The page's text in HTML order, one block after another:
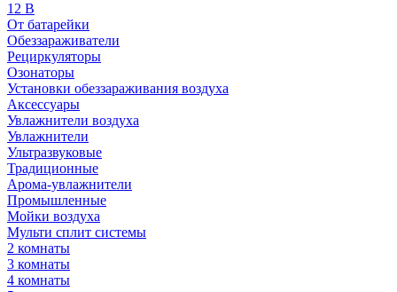
12 В
От батарейки
Обеззараживатели
Рециркуляторы
Озонаторы
Установки обеззараживания воздуха
Аксессуары
Увлажнители воздуха
Увлажнители
Ультразвуковые
Традиционные
Арома-увлажнители
Промышленные
Мойки воздуха
Мульти сплит системы
2 комнаты
3 комнаты
4 комнаты